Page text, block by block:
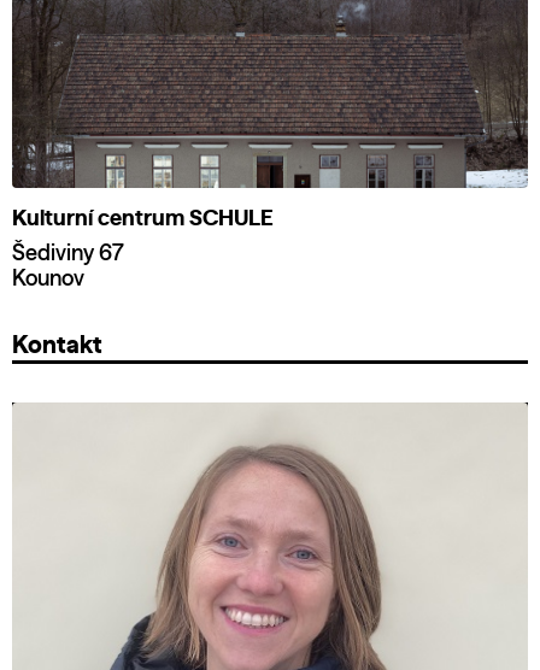
Kulturní centrum SCHULE
Šediviny 67
Kounov
Kontakt